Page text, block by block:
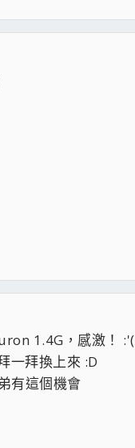
1.4G，感激！ :'(
一拜換上來 :D
有這個機會